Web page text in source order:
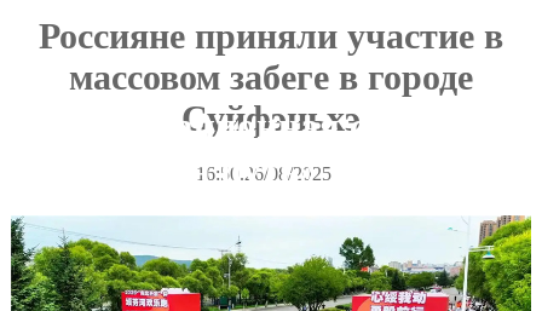
Информационная сеть «Один
пояс, один путь»
Россияне приняли участие в
массовом забеге в городе
Суйфэньхэ
16:50.26/08/2025